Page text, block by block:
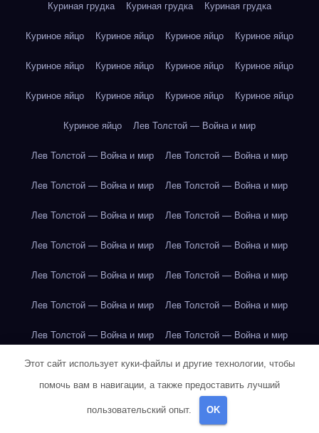
Куриная грудка Куриная грудка Куриная грудка
Куриное яйцо Куриное яйцо Куриное яйцо Куриное яйцо
Куриное яйцо Куриное яйцо Куриное яйцо Куриное яйцо
Куриное яйцо Куриное яйцо Куриное яйцо Куриное яйцо
Куриное яйцо Лев Толстой — Война и мир
Лев Толстой — Война и мир Лев Толстой — Война и мир
Лев Толстой — Война и мир Лев Толстой — Война и мир
Лев Толстой — Война и мир Лев Толстой — Война и мир
Лев Толстой — Война и мир Лев Толстой — Война и мир
Лев Толстой — Война и мир Лев Толстой — Война и мир
Лев Толстой — Война и мир Лев Толстой — Война и мир
Лев Толстой — Война и мир Лев Толстой — Война и мир
Лондон Лондон Лондон Лондон Лондон Лондон
Лондон
Лондон Лос-Анджелес
Этот сайт использует куки-файлы и другие технологии, чтобы
помочь вам в навигации, а также предоставить лучший
пользовательский опыт. OK